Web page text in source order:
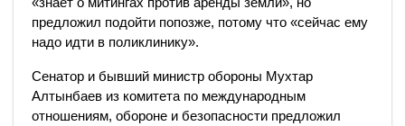
предложил подойти попозже, потому что «сейчас ему
надо идти в поликлинику».
Сенатор и бывший министр обороны Мухтар
Алтынбаев из комитета по международным
отношениям, обороне и безопасности предложил